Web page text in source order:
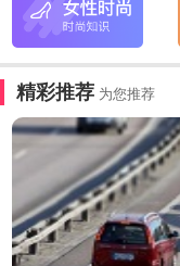
精彩推荐 为您推荐